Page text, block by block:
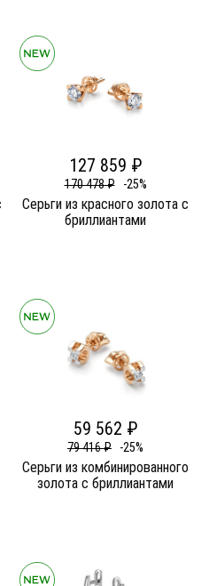
127 859 ₽
170 478 ₽ -25%
Серьги из красного золота c
бриллиантами
59 562 ₽
79 416 ₽ -25%
Серьги из комбинированного
золота c бриллиантами